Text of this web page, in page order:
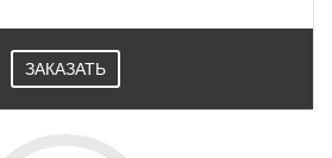
ЗАКАЗАТЬ